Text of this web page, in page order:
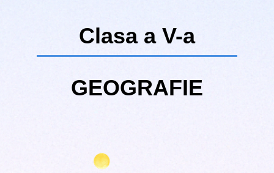
Clasa a V-a
GEOGRAFIE